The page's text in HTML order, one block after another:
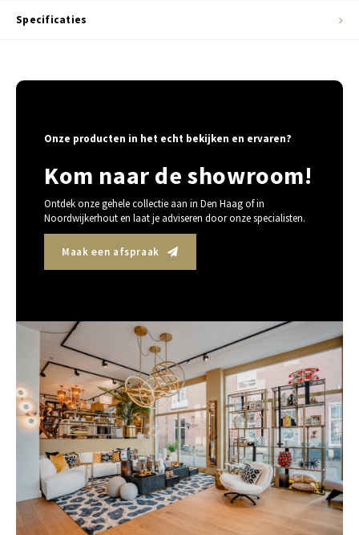
Specificaties
Onze producten in het echt bekijken en ervaren?
Kom naar de showroom!
Ontdek onze gehele collectie aan in Den Haag of in
Noordwijkerhout en laat je adviseren door onze specialisten.
Maak een afspraak